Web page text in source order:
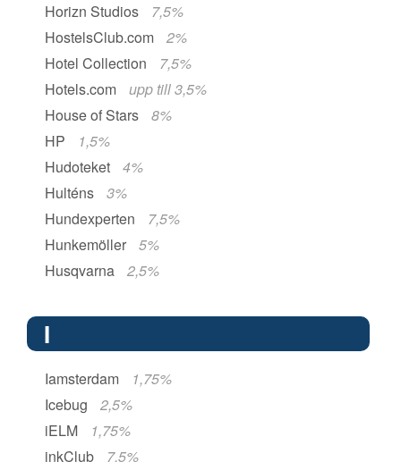
Horizn Studios
7,5%
HostelsClub.com
2%
Hotel Collection
7,5%
Hotels.com
upp till 3,5%
House of Stars
8%
HP
1,5%
Hudoteket
4%
Hulténs
3%
Hundexperten
7,5%
Hunkemöller
5%
Husqvarna
2,5%
I
Iamsterdam
1,75%
Icebug
2,5%
iELM
1,75%
inkClub
7,5%